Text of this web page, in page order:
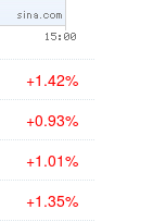
+1.42%
+0.93%
+1.01%
+1.35%